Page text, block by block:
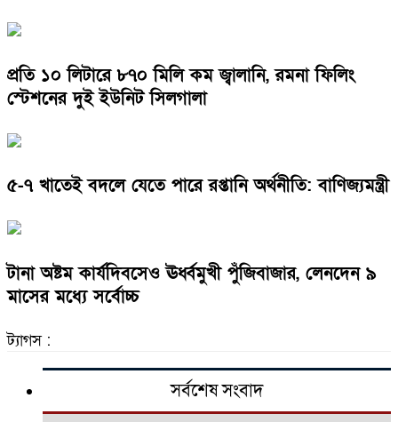
প্রতি ১০ লিটারে ৮৭০ মিলি কম জ্বালানি, রমনা ফিলিং
স্টেশনের দুই ইউনিট সিলগালা
৫-৭ খাতেই বদলে যেতে পারে রপ্তানি অর্থনীতি: বাণিজ্যমন্ত্রী
টানা অষ্টম কার্যদিবসেও ঊর্ধ্বমুখী পুঁজিবাজার, লেনদেন ৯
মাসের মধ্যে সর্বোচ্চ
ট্যাগস :
সর্বশেষ সংবাদ